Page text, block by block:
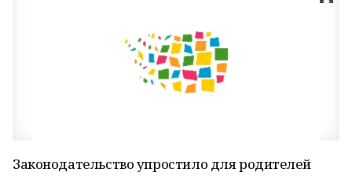
Законодательство упростило для родителей